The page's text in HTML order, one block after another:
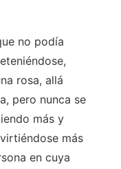
no podía
rosa, allá
pero nunca se
más y
más
en cuya